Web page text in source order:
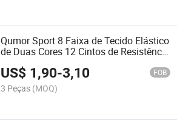
Qumor Sport 8 Faixa de Tecido Elástico
de Duas Cores 12 Cintos de Resistência
US$ 1,90-3,10 FOB
3 Peças (MOQ)